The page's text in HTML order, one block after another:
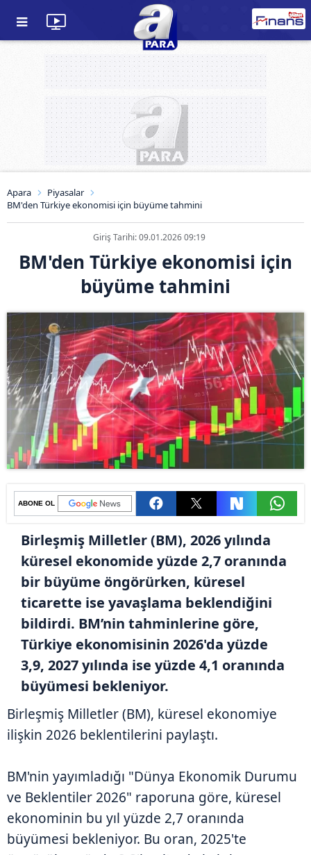
Apara
Piyasalar
BM'den Türkiye ekonomisi için büyüme tahmini
Giriş Tarihi: 09.01.2026 09:19
BM'den Türkiye ekonomisi için
büyüme tahmini
ABONE OL
Birleşmiş Milletler (BM), 2026 yılında
küresel ekonomide yüzde 2,7 oranında
bir büyüme öngörürken, küresel
ticarette ise yavaşlama beklendiğini
bildirdi. BM’nin tahminlerine göre,
Türkiye ekonomisinin 2026'da yüzde
3,9, 2027 yılında ise yüzde 4,1 oranında
büyümesi bekleniyor.
Birleşmiş Milletler (BM), küresel ekonomiye
ilişkin 2026 beklentilerini paylaştı.
BM'nin yayımladığı "Dünya Ekonomik Durumu
ve Beklentiler 2026" raporuna göre, küresel
ekonominin bu yıl yüzde 2,7 oranında
büyümesi bekleniyor. Bu oran, 2025'te